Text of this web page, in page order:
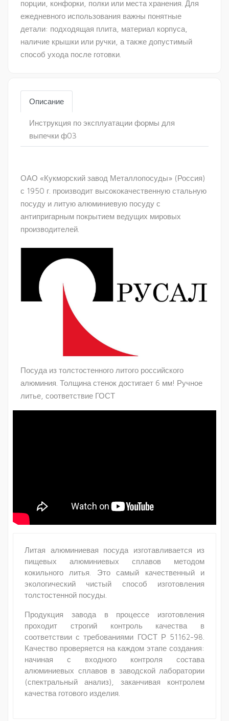
порции, конфорки, полки или места хранения. Для
ежедневного использования важны понятные
детали: подходящая плита, материал корпуса,
наличие крышки или ручки, а также допустимый
способ ухода после готовки.
Описание
Инструкция по эксплуатации формы для
выпечки ф03
ОАО «Кукморский завод Металлопосуды» (Россия)
с 1950 г. производит высококачественную стальную
посуду и литую алюминиевую посуду с
антипригарным покрытием ведущих мировых
производителей.
Посуда из толстостенного литого российского
алюминия. Толщина стенок достигает 6 мм! Ручное
литье, соответствие ГОСТ
Литая алюминиевая посуда изготавливается из
пищевых алюминиевых сплавов методом
кокильного литья. Это самый качественный и
экологический чистый способ изготовления
толстостенной посуды.
Продукция завода в процессе изготовления
проходит строгий контроль качества в
соответствии с требованиями ГОСТ Р 51162-98.
Качество проверяется на каждом этапе создания:
начиная с входного контроля состава
алюминиевых сплавов в заводской лаборатории
(спектральный анализ), заканчивая контролем
качества готового изделия.